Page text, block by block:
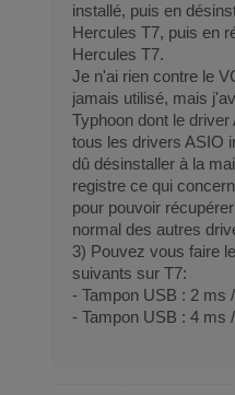
installé, puis en
Hercules T7, puis en
Hercules T7.
Je n'ai rien contre le
jamais utilisé, mais
Typhoon dont le
tous les drivers ASIO
dû désinstaller à la
registre ce qui
pour pouvoir
normal des autres
3) Pouvez vous faire
suivants sur T7:
- Tampon USB : 2 ms
- Tampon USB : 4 ms